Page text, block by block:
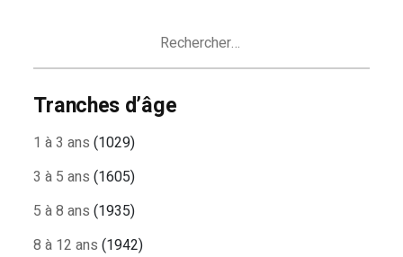
Tranches d’âge
1 à 3 ans (1029)
3 à 5 ans (1605)
5 à 8 ans (1935)
8 à 12 ans (1942)